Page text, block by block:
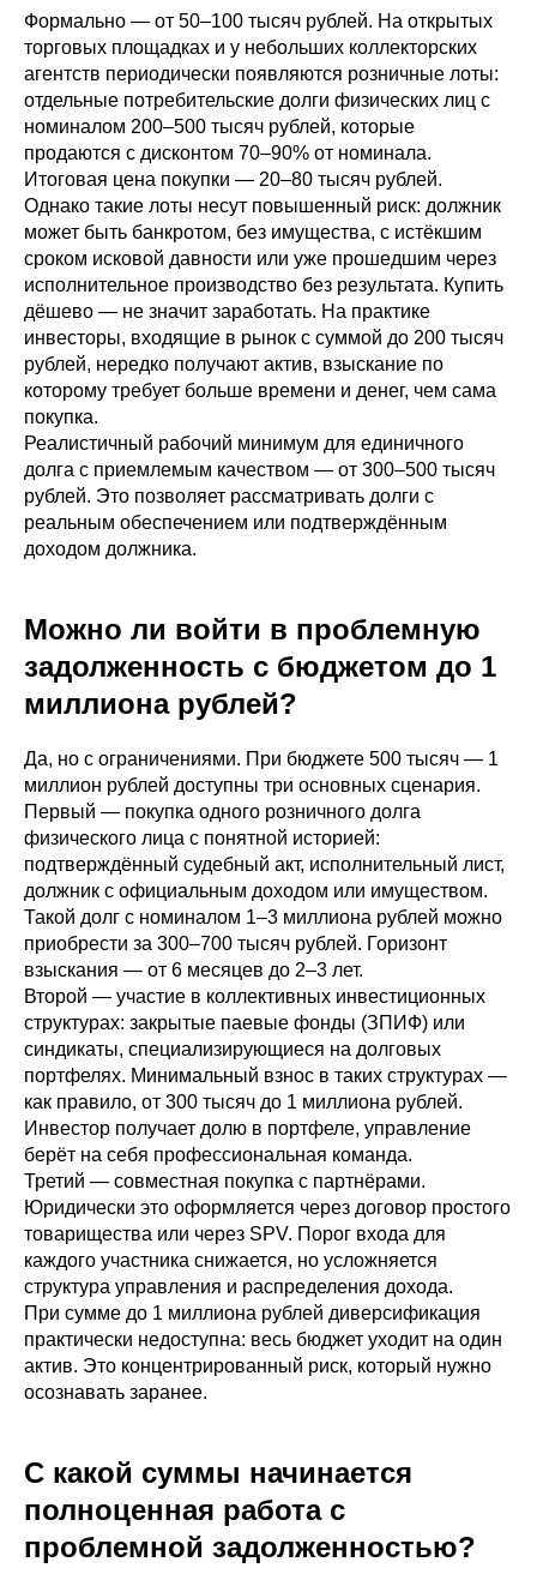
Формально — от 50–100 тысяч рублей. На открытых
торговых площадках и у небольших коллекторских
агентств периодически появляются розничные лоты:
отдельные потребительские долги физических лиц с
номиналом 200–500 тысяч рублей, которые
продаются с дисконтом 70–90% от номинала.
Итоговая цена покупки — 20–80 тысяч рублей.
Однако такие лоты несут повышенный риск: должник
может быть банкротом, без имущества, с истёкшим
сроком исковой давности или уже прошедшим через
исполнительное производство без результата. Купить
дёшево — не значит заработать. На практике
инвесторы, входящие в рынок с суммой до 200 тысяч
рублей, нередко получают актив, взыскание по
которому требует больше времени и денег, чем сама
покупка.
Реалистичный рабочий минимум для единичного
долга с приемлемым качеством — от 300–500 тысяч
рублей. Это позволяет рассматривать долги с
реальным обеспечением или подтверждённым
доходом должника.
Можно ли войти в проблемную
задолженность с бюджетом до 1
миллиона рублей?
Да, но с ограничениями. При бюджете 500 тысяч — 1
миллион рублей доступны три основных сценария.
Первый — покупка одного розничного долга
физического лица с понятной историей:
подтверждённый судебный акт, исполнительный лист,
должник с официальным доходом или имуществом.
Такой долг с номиналом 1–3 миллиона рублей можно
приобрести за 300–700 тысяч рублей. Горизонт
взыскания — от 6 месяцев до 2–3 лет.
Второй — участие в коллективных инвестиционных
структурах: закрытые паевые фонды (ЗПИФ) или
синдикаты, специализирующиеся на долговых
портфелях. Минимальный взнос в таких структурах —
как правило, от 300 тысяч до 1 миллиона рублей.
Инвестор получает долю в портфеле, управление
берёт на себя профессиональная команда.
Третий — совместная покупка с партнёрами.
Юридически это оформляется через договор простого
товарищества или через SPV. Порог входа для
каждого участника снижается, но усложняется
структура управления и распределения дохода.
При сумме до 1 миллиона рублей диверсификация
практически недоступна: весь бюджет уходит на один
актив. Это концентрированный риск, который нужно
осознавать заранее.
С какой суммы начинается
полноценная работа с
проблемной задолженностью?